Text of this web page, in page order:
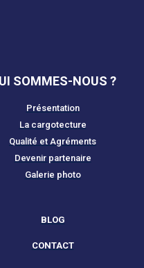
SOMMES-NOUS ?
Présentation
La cargotecture
Qualité et Agréments
Devenir partenaire
Galerie photo
BLOG
CONTACT